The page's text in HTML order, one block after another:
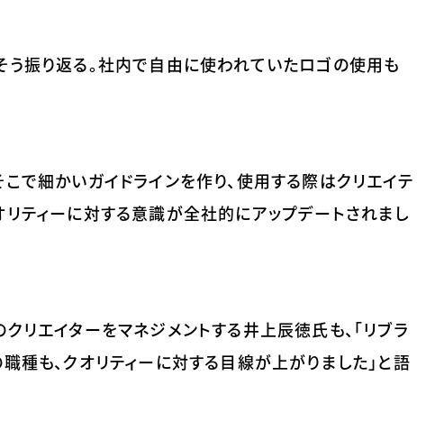
振り返る。社内で自由に使われていたロゴの使用も
で細かいガイドラインを作り、使用する際はクリエイテ
ティーに対する意識が全社的にアップデートされまし
リエイターをマネジメントする井上辰徳氏も、「リブラ
種も、クオリティーに対する目線が上がりました」と語